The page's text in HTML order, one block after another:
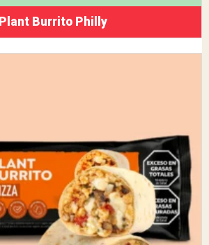
Plant Burrito Philly